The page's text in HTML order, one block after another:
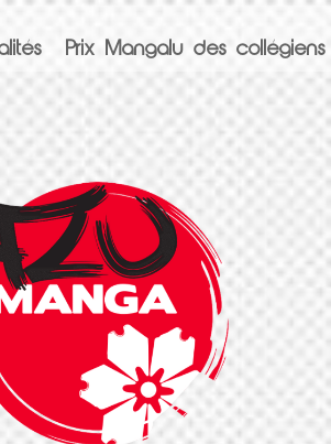
Prix Mangalu des collégiens